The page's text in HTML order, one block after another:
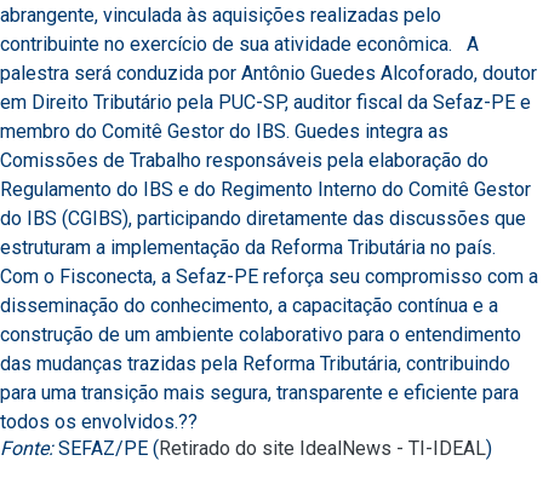
abrangente, vinculada às aquisições realizadas pelo
contribuinte no exercício de sua atividade econômica. A
palestra será conduzida por Antônio Guedes Alcoforado, doutor
em Direito Tributário pela PUC-SP, auditor fiscal da Sefaz-PE e
membro do Comitê Gestor do IBS. Guedes integra as
Comissões de Trabalho responsáveis pela elaboração do
Regulamento do IBS e do Regimento Interno do Comitê Gestor
do IBS (CGIBS), participando diretamente das discussões que
estruturam a implementação da Reforma Tributária no país.
Com o Fisconecta, a Sefaz-PE reforça seu compromisso com a
disseminação do conhecimento, a capacitação contínua e a
construção de um ambiente colaborativo para o entendimento
das mudanças trazidas pela Reforma Tributária, contribuindo
para uma transição mais segura, transparente e eficiente para
todos os envolvidos.??
Fonte:SEFAZ/PE (Retirado do site IdealNews - TI-IDEAL)